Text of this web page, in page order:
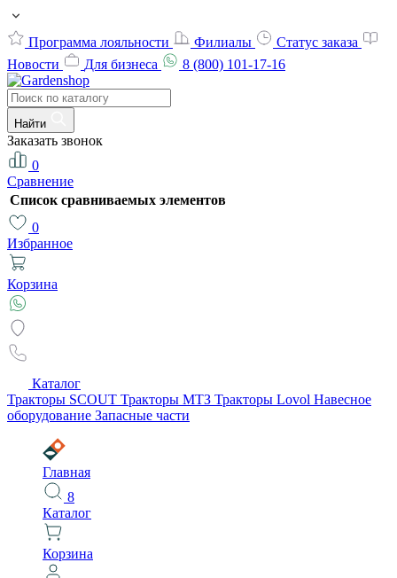
Программа лояльности Филиалы
Статус заказа
Новости
Для бизнеса 8 (800) 101-17-16
Найти
Заказать звонок
0
Сравнение
Список сравниваемых элементов
0
Избранное
Корзина
Каталог
Тракторы SCOUT Тракторы МТЗ Тракторы Lovol Навесное
оборудование Запасные части
Главная
8
Каталог
Корзина